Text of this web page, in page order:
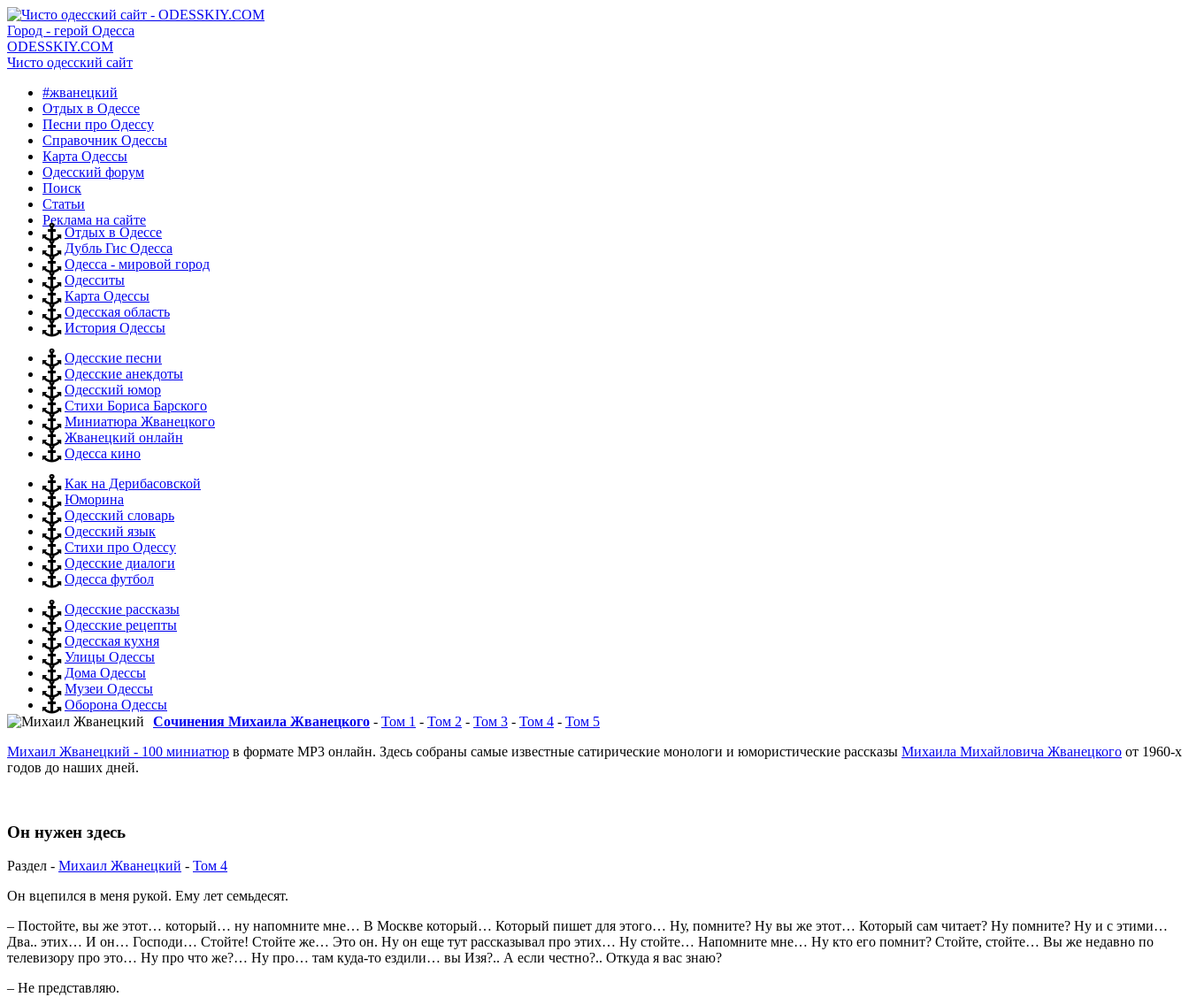
Город - герой Одесса
ODESSKIY.COM
Чисто одесский сайт
#жванецкий
Отдых в Одессе
Песни про Одессу
Справочник Одессы
Карта Одессы
Одесский форум
Поиск
Статьи
Реклама на сайте
Отдых в Одессе
Дубль Гис Одесса
Одесса - мировой город
Одесситы
Карта Одессы
Одесская область
История Одессы
Одесские песни
Одесские анекдоты
Одесский юмор
Стихи Бориса Барского
Миниатюра Жванецкого
Жванецкий онлайн
Одесса кино
Как на Дерибасовской
Юморина
Одесский словарь
Одесский язык
Стихи про Одессу
Одесские диалоги
Одесса футбол
Одесские рассказы
Одесские рецепты
Одесская кухня
Улицы Одессы
Дома Одессы
Музеи Одессы
Оборона Одессы
Сочинения Михаила Жванецкого - Том 1 - Том 2 - Том 3 - Том 4 - Том 5
Михаил Жванецкий - 100 миниатюр в формате MP3 онлайн. Здесь собраны самые известные сатирические монологи и юмористические рассказы Михаила Михайловича Жванецкого от 1960-х
годов до наших дней.
Он нужен здесь
Раздел - Михаил Жванецкий - Том 4
Он вцепился в меня рукой. Ему лет семьдесят.
– Постойте, вы же этот… который… ну напомните мне… В Москве который… Который пишет для этого… Ну, помните? Ну вы же этот… Который сам читает? Ну помните? Ну и с этими…
Два.. этих… И он… Господи… Стойте! Стойте же… Это он. Ну он еще тут рассказывал про этих… Ну стойте… Напомните мне… Ну кто его помнит? Стойте, стойте… Вы же недавно по
телевизору про это… Ну про что же?… Ну про… там куда-то ездили… вы Изя?.. А если честно?.. Откуда я вас знаю?
– Не представляю.